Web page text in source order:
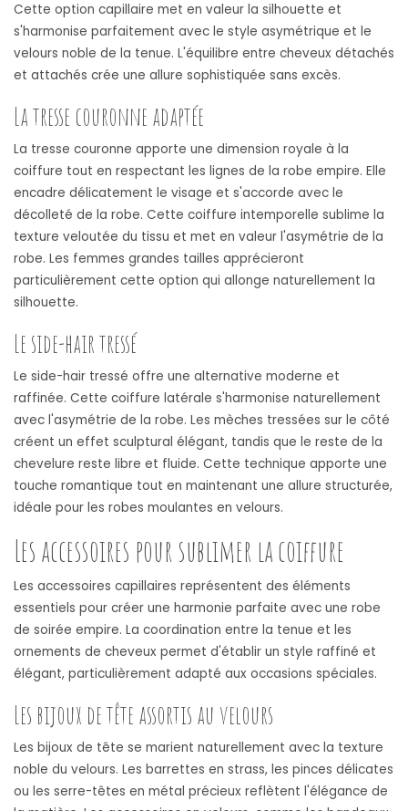
Cette option capillaire met en valeur la silhouette et
s'harmonise parfaitement avec le style asymétrique et le
velours noble de la tenue. L'équilibre entre cheveux détachés
et attachés crée une allure sophistiquée sans excès.
La tresse couronne adaptée
La tresse couronne apporte une dimension royale à la
coiffure tout en respectant les lignes de la robe empire. Elle
encadre délicatement le visage et s'accorde avec le
décolleté de la robe. Cette coiffure intemporelle sublime la
texture veloutée du tissu et met en valeur l'asymétrie de la
robe. Les femmes grandes tailles apprécieront
particulièrement cette option qui allonge naturellement la
silhouette.
Le side-hair tressé
Le side-hair tressé offre une alternative moderne et
raffinée. Cette coiffure latérale s'harmonise naturellement
avec l'asymétrie de la robe. Les mèches tressées sur le côté
créent un effet sculptural élégant, tandis que le reste de la
chevelure reste libre et fluide. Cette technique apporte une
touche romantique tout en maintenant une allure structurée,
idéale pour les robes moulantes en velours.
Les accessoires pour sublimer la coiffure
Les accessoires capillaires représentent des éléments
essentiels pour créer une harmonie parfaite avec une robe
de soirée empire. La coordination entre la tenue et les
ornements de cheveux permet d'établir un style raffiné et
élégant, particulièrement adapté aux occasions spéciales.
Les bijoux de tête assortis au velours
Les bijoux de tête se marient naturellement avec la texture
noble du velours. Les barrettes en strass, les pinces délicates
ou les serre-têtes en métal précieux reflètent l'élégance de